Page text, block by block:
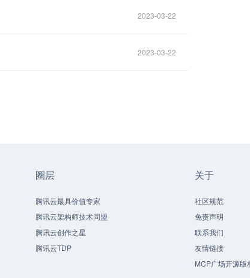
2023-03-22
2023-03-22
圈层
腾讯云最具价值专家
腾讯云架构师技术同盟
腾讯云创作之星
腾讯云TDP
关于
社区规范
免责声明
联系我们
友情链接
MCP广场开源版